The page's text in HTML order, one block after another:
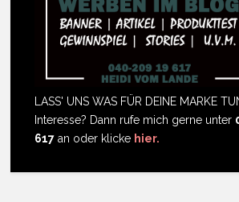
LASS' UNS WAS FÜR DEINE MARKE
Interesse? Dann rufe mich gerne unter
617 an oder klicke hier.